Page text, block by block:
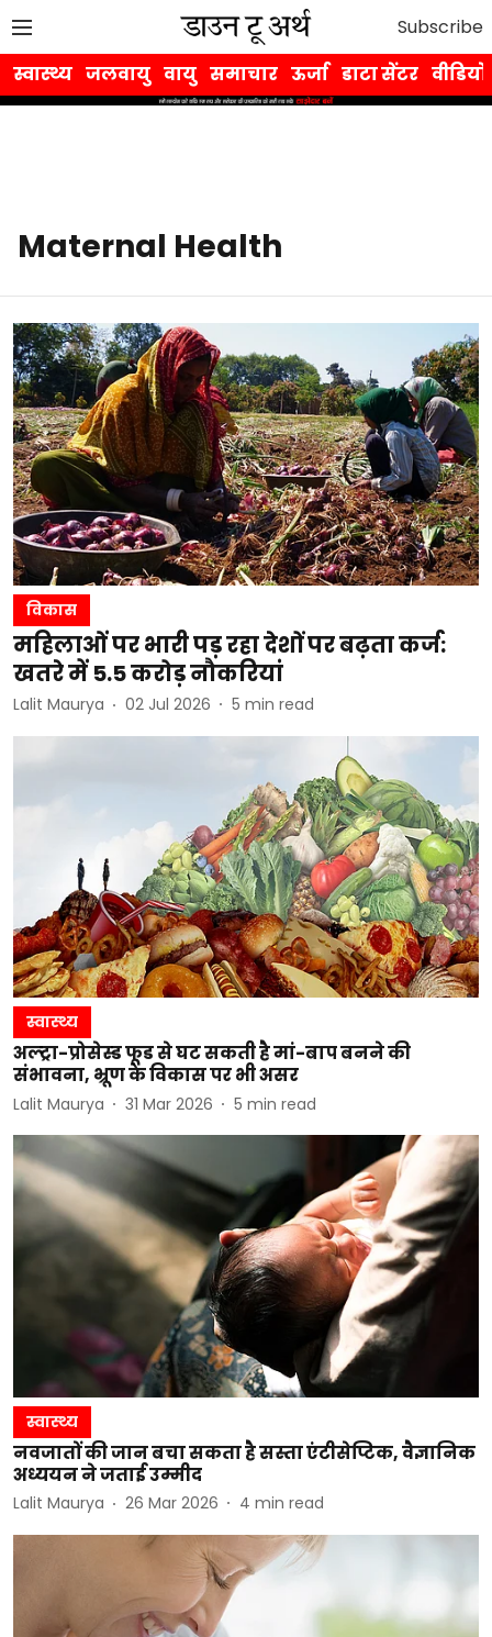
Subscribe
स्वास्थ्य जलवायु वायु समाचार ऊर्जा डाटा सेंटर वीडियो
Maternal Health
विकास
महिलाओं पर भारी पड़ रहा देशों पर बढ़ता कर्ज:
खतरे में 5.5 करोड़ नौकरियां
Lalit Maurya 02 Jul 2026 5 min read
स्वास्थ्य
अल्ट्रा-प्रोसेस्ड फूड से घट सकती है मां-बाप बनने की
संभावना, भ्रूण के विकास पर भी असर
Lalit Maurya 31 Mar 2026 5 min read
स्वास्थ्य
नवजातों की जान बचा सकता है सस्ता एंटीसेप्टिक, वैज्ञानिक
अध्ययन ने जताई उम्मीद
Lalit Maurya 26 Mar 2026 4 min read